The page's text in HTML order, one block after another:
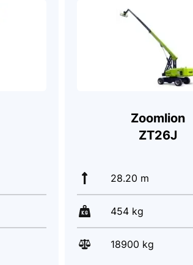
Zoomlion
ZT26J
28.20 m
454 kg
18900 kg